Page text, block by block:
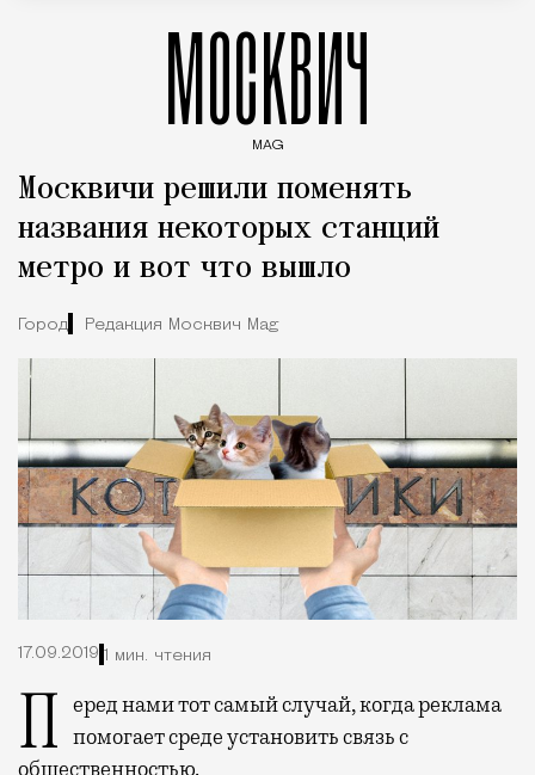
МОСКВИЧ
MAG
Москвичи решили поменять
названия некоторых станций
метро и вот что вышло
Город Редакция Москвич Mag
17.09.2019 1 мин. чтения
Перед нами тот самый случай, когда реклама помогает среде установить связь с
общественностью.